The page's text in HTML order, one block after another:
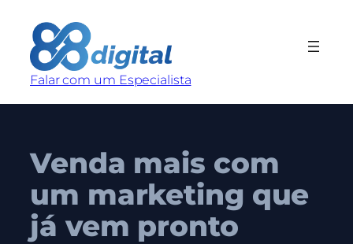
conteúdo
Falar com um Especialista
Venda mais com
um marketing que
já vem pronto